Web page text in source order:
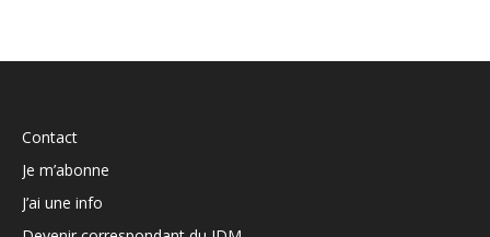
Contact
Je m’abonne
J’ai une info